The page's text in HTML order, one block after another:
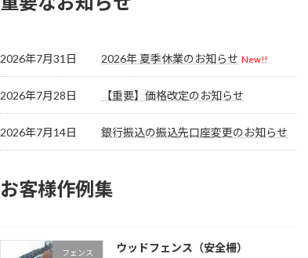
2026年7月31日 2026年 夏季休業のお知らせ New!!
2026年7月28日 【重要】価格改定のお知らせ
2026年7月14日 銀行振込の振込先口座変更のお知らせ
お客様作例集
フェンス ウッドフェンス（安全柵）